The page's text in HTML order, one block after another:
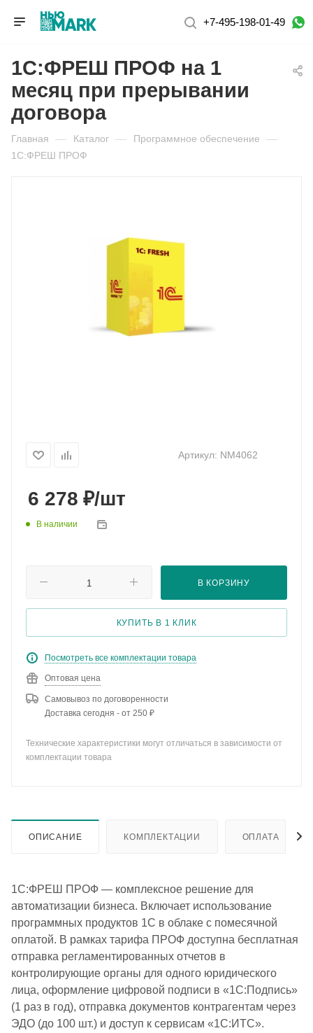
+7-495-198-01-49
1С:ФРЕШ ПРОФ на 1
месяц при прерывании
договора
Главная — Каталог — Программное обеспечение —
1С:ФРЕШ ПРОФ
Артикул: NM4062
6 278 ₽/шт
В наличии
В КОРЗИНУ
КУПИТЬ В 1 КЛИК
Посмотреть все комплектации товара
Оптовая цена
Самовывоз по договоренности
Доставка сегодня - от 250 ₽
Технические характеристики могут отличаться в зависимости от
комплектации товара
ОПИСАНИЕ КОМПЛЕКТАЦИИ ОПЛАТА
1С:ФРЕШ ПРОФ — комплексное решение для
автоматизации бизнеса. Включает использование
программных продуктов 1С в облаке с помесячной
оплатой. В рамках тарифа ПРОФ доступна бесплатная
отправка регламентированных отчетов в
контролирующие органы для одного юридического
лица, оформление цифровой подписи в «1С:Подпись»
(1 раз в год), отправка документов контрагентам через
ЭДО (до 100 шт.) и доступ к сервисам «1С:ИТС».